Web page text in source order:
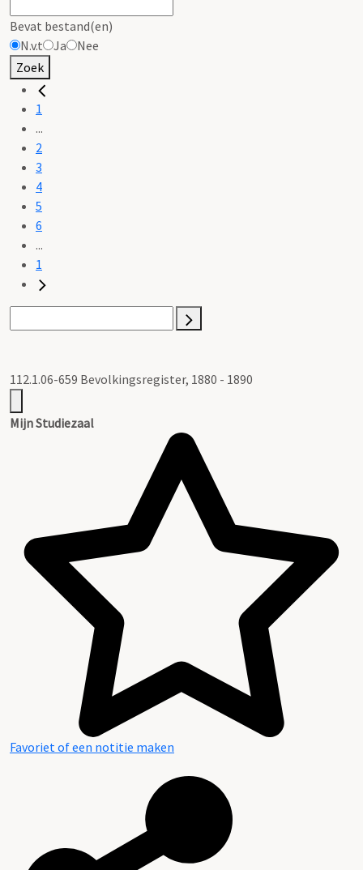
Bevat bestand(en)
N.v.t
Ja
Nee
Zoek
1
...
2
3
4
5
6
...
1
112.1.06-659 Bevolkingsregister, 1880 - 1890
Mijn Studiezaal
Favoriet of een notitie maken